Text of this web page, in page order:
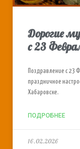
Дорогие
с 23
Поздравление с 23
праздничное
Хабаровске.
ПОДРОБНЕЕ
16.02.2026